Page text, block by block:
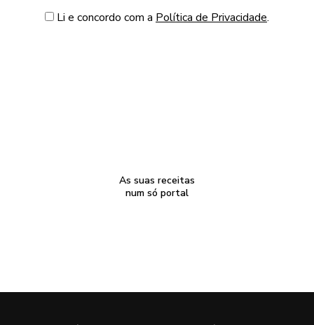
Li e concordo com a Política de Privacidade.
As suas receitas
num só portal